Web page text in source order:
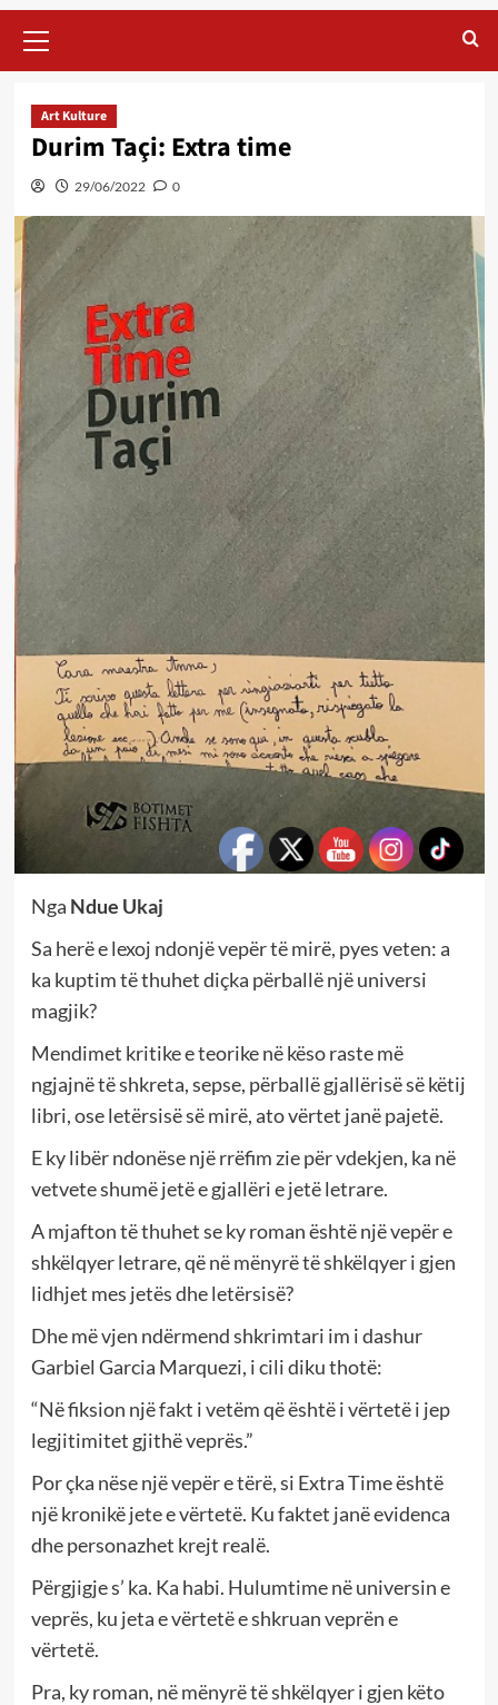
Menu
Art Kulture
Durim Taçi: Extra time
29/06/2022 0
Nga Ndue Ukaj
Sa herë e lexoj ndonjë vepër të mirë, pyes veten: a
ka kuptim të thuhet diçka përballë një universi
magjik?
Mendimet kritike e teorike në këso raste më
ngjajnë të shkreta, sepse, përballë gjallërisë së këtij
libri, ose letërsisë së mirë, ato vërtet janë pajetë.
E ky libër ndonëse një rrëfim zie për vdekjen, ka në
vetvete shumë jetë e gjallëri e jetë letrare.
A mjafton të thuhet se ky roman është një vepër e
shkëlqyer letrare, që në mënyrë të shkëlqyer i gjen
lidhjet mes jetës dhe letërsisë?
Dhe më vjen ndërmend shkrimtari im i dashur
Garbiel Garcia Marquezi, i cili diku thotë:
“Në fiksion një fakt i vetëm që është i vërtetë i jep
legjitimitet gjithë veprës.”
Por çka nëse një vepër e tërë, si Extra Time është
një kronikë jete e vërtetë. Ku faktet janë evidenca
dhe personazhet krejt realë.
Përgjigje s’ ka. Ka habi. Hulumtime në universin e
veprës, ku jeta e vërtetë e shkruan veprën e
vërtetë.
Pra, ky roman, në mënyrë të shkëlqyer i gjen këto